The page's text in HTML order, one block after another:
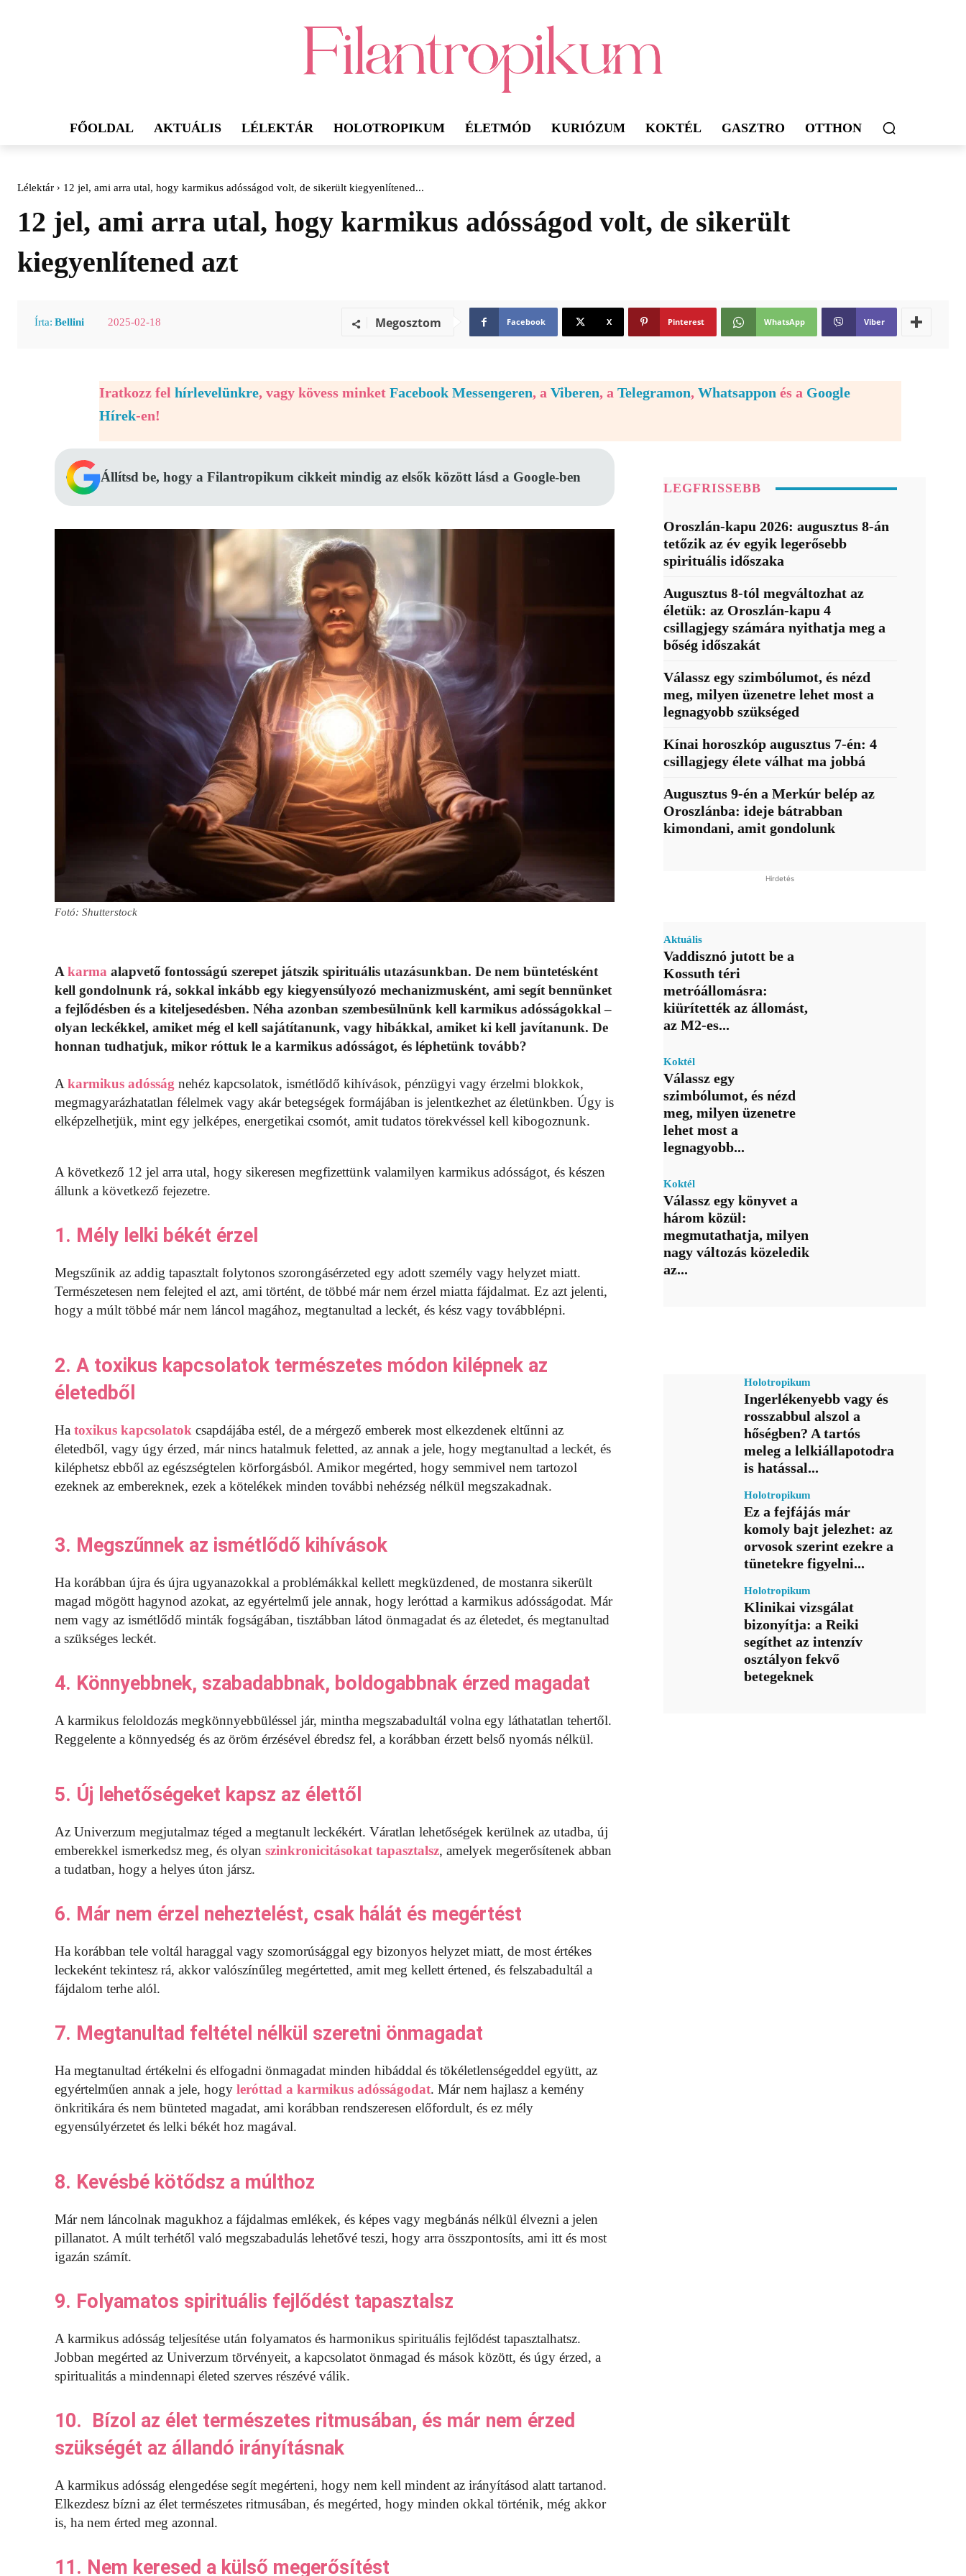
FŐOLDAL AKTUÁLIS LÉLEKTÁR HOLOTROPIKUM ÉLETMÓD KURIÓZUM KOKTÉL GASZTRO OTTHON
Lélektár 12 jel, ami arra utal, hogy karmikus adósságod volt, de sikerült kiegyenlítened...
12 jel, ami arra utal, hogy karmikus adósságod volt, de sikerült
kiegyenlítened azt
Írta: Bellini 2025-02-18 Megosztom Facebook X Pinterest WhatsApp Viber
Iratkozz fel hírlevelünkre, vagy kövess minket Facebook Messengeren, a Viberen, a Telegramon, Whatsappon és a Google
Hírek-en!
Állítsd be, hogy a Filantropikum cikkeit mindig az elsők között lásd a Google-ben
Fotó: Shutterstock
A karma alapvető fontosságú szerepet játszik spirituális utazásunkban. De nem büntetésként
kell gondolnunk rá, sokkal inkább egy kiegyensúlyozó mechanizmusként, ami segít bennünket
a fejlődésben és a kiteljesedésben. Néha azonban szembesülnünk kell karmikus adósságokkal –
olyan leckékkel, amiket még el kell sajátítanunk, vagy hibákkal, amiket ki kell javítanunk. De
honnan tudhatjuk, mikor róttuk le a karmikus adósságot, és léphetünk tovább?
A karmikus adósság nehéz kapcsolatok, ismétlődő kihívások, pénzügyi vagy érzelmi blokkok,
megmagyarázhatatlan félelmek vagy akár betegségek formájában is jelentkezhet az életünkben. Úgy is
elképzelhetjük, mint egy jelképes, energetikai csomót, amit tudatos törekvéssel kell kibogoznunk.
A következő 12 jel arra utal, hogy sikeresen megfizettünk valamilyen karmikus adósságot, és készen
állunk a következő fejezetre.
1. Mély lelki békét érzel
Megszűnik az addig tapasztalt folytonos szorongásérzeted egy adott személy vagy helyzet miatt.
Természetesen nem felejted el azt, ami történt, de többé már nem érzel miatta fájdalmat. Ez azt jelenti,
hogy a múlt többé már nem láncol magához, megtanultad a leckét, és kész vagy továbblépni.
2. A toxikus kapcsolatok természetes módon kilépnek az
életedből
Ha toxikus kapcsolatok csapdájába estél, de a mérgező emberek most elkezdenek eltűnni az
életedből, vagy úgy érzed, már nincs hatalmuk feletted, az annak a jele, hogy megtanultad a leckét, és
kiléphetsz ebből az egészségtelen körforgásból. Amikor megérted, hogy semmivel nem tartozol
ezeknek az embereknek, ezek a kötelékek minden további nehézség nélkül megszakadnak.
3. Megszűnnek az ismétlődő kihívások
Ha korábban újra és újra ugyanazokkal a problémákkal kellett megküzdened, de mostanra sikerült
magad mögött hagynod azokat, az egyértelmű jele annak, hogy leróttad a karmikus adósságodat. Már
nem vagy az ismétlődő minták fogságában, tisztábban látod önmagadat és az életedet, és megtanultad
a szükséges leckét.
4. Könnyebbnek, szabadabbnak, boldogabbnak érzed magadat
A karmikus feloldozás megkönnyebbüléssel jár, mintha megszabadultál volna egy láthatatlan tehertől.
Reggelente a könnyedség és az öröm érzésével ébredsz fel, a korábban érzett belső nyomás nélkül.
5. Új lehetőségeket kapsz az élettől
Az Univerzum megjutalmaz téged a megtanult leckékért. Váratlan lehetőségek kerülnek az utadba, új
emberekkel ismerkedsz meg, és olyan szinkronicitásokat tapasztalsz, amelyek megerősítenek abban
a tudatban, hogy a helyes úton jársz.
6. Már nem érzel neheztelést, csak hálát és megértést
Ha korábban tele voltál haraggal vagy szomorúsággal egy bizonyos helyzet miatt, de most értékes
leckeként tekintesz rá, akkor valószínűleg megértetted, amit meg kellett értened, és felszabadultál a
fájdalom terhe alól.
7. Megtanultad feltétel nélkül szeretni önmagadat
Ha megtanultad értékelni és elfogadni önmagadat minden hibáddal és tökéletlenségeddel együtt, az
egyértelműen annak a jele, hogy leróttad a karmikus adósságodat. Már nem hajlasz a kemény
önkritikára és nem bünteted magadat, ami korábban rendszeresen előfordult, és ez mély
egyensúlyérzetet és lelki békét hoz magával.
8. Kevésbé kötődsz a múlthoz
Már nem láncolnak magukhoz a fájdalmas emlékek, és képes vagy megbánás nélkül élvezni a jelen
pillanatot. A múlt terhétől való megszabadulás lehetővé teszi, hogy arra összpontosíts, ami itt és most
igazán számít.
9. Folyamatos spirituális fejlődést tapasztalsz
A karmikus adósság teljesítése után folyamatos és harmonikus spirituális fejlődést tapasztalhatsz.
Jobban megérted az Univerzum törvényeit, a kapcsolatot önmagad és mások között, és úgy érzed, a
spiritualitás a mindennapi életed szerves részévé válik.
10. Bízol az élet természetes ritmusában, és már nem érzed
szükségét az állandó irányításnak
A karmikus adósság elengedése segít megérteni, hogy nem kell mindent az irányításod alatt tartanod.
Elkezdesz bízni az élet természetes ritmusában, és megérted, hogy minden okkal történik, még akkor
is, ha nem érted meg azonnal.
11. Nem keresed a külső megerősítést
LEGFRISSEBB
Oroszlán-kapu 2026: augusztus 8-án
tetőzik az év egyik legerősebb
spirituális időszaka
Augusztus 8-tól megváltozhat az
életük: az Oroszlán-kapu 4
csillagjegy számára nyithatja meg a
bőség időszakát
Válassz egy szimbólumot, és nézd
meg, milyen üzenetre lehet most a
legnagyobb szükséged
Kínai horoszkóp augusztus 7-én: 4
csillagjegy élete válhat ma jobbá
Augusztus 9-én a Merkúr belép az
Oroszlánba: ideje bátrabban
kimondani, amit gondolunk
Hirdetés
Aktuális
Vaddisznó jutott be a
Kossuth téri
metróállomásra:
kiürítették az állomást,
az M2-es...
Koktél
Válassz egy
szimbólumot, és nézd
meg, milyen üzenetre
lehet most a
legnagyobb...
Koktél
Válassz egy könyvet a
három közül:
megmutathatja, milyen
nagy változás közeledik
az...
Holotropikum
Ingerlékenyebb vagy és
rosszabbul alszol a
hőségben? A tartós
meleg a lelkiállapotodra
is hatással...
Holotropikum
Ez a fejfájás már
komoly bajt jelezhet: az
orvosok szerint ezekre a
tünetekre figyelni...
Holotropikum
Klinikai vizsgálat
bizonyítja: a Reiki
segíthet az intenzív
osztályon fekvő
betegeknek